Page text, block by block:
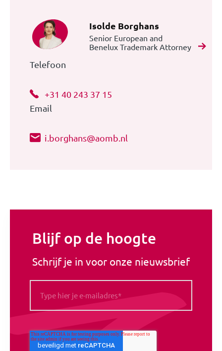
Isolde Borghans
Senior European and
Benelux Trademark Attorney
Telefoon
+31 40 243 37 15
Email
i.borghans@aomb.nl
Blijf op de hoogte
Schrijf je in voor onze nieuwsbrief